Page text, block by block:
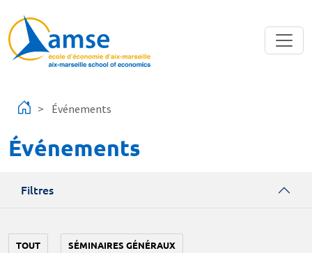
Événements
Événements
Filtres
TOUT SÉMINAIRES GÉNÉRAUX